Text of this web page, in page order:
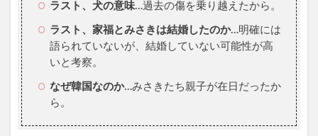
ラスト、犬の意味…過去の傷を乗り越えたから。
ラスト、家福とみさきは結婚したのか…明確には
語られていないが、結婚していない可能性が高
いと考察。
なぜ韓国なのか…みさきたち親子が在日だったか
ら。